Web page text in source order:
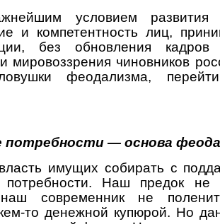
условием развития
и компетентность лиц,
без обновления кадров
мировоззрения чиновников
феодализма,
потребности — основа
имущих собирать с
потребности. Наш предок
современник не
то денежной купюрой. Но